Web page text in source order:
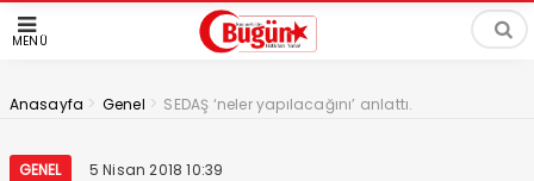
MENÜ
Anasayfa > Genel > SEDAŞ ‘neler yapılacağını’ anlattı.
GENEL 5 Nisan 2018 10:39